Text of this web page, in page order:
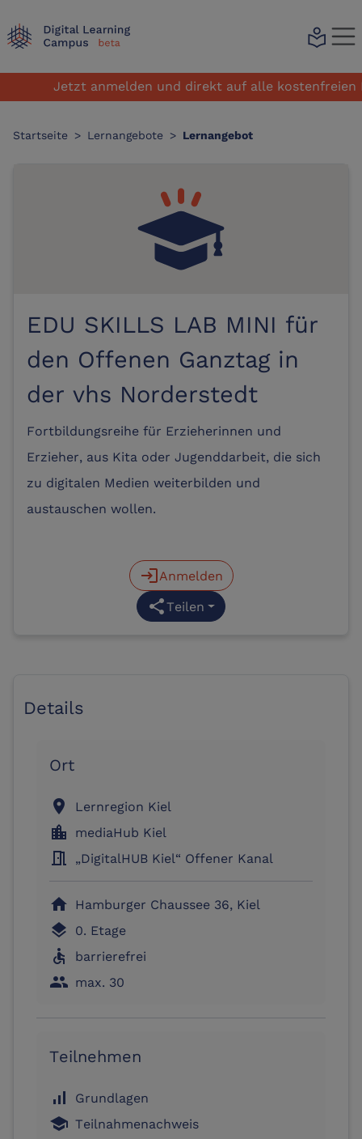
local_library
Jetzt anmelden und direkt auf alle kostenfreien
Startseite > Lernangebote > Lernangebot
EDU SKILLS LAB MINI für
den Offenen Ganztag in
der vhs Norderstedt
Fortbildungsreihe für Erzieherinnen und
Erzieher, aus Kita oder Jugenddarbeit, die sich
zu digitalen Medien weiterbilden und
austauschen wollen.
loginAnmelden
shareTeilen
Details
Ort
location_on Lernregion Kiel
location_city mediaHub Kiel
meeting_room „DigitalHUB Kiel“ Offener Kanal
home Hamburger Chaussee 36, Kiel
layers 0. Etage
accessible barrierefrei
people max. 30
Teilnehmen
signal_cellular_alt Grundlagen
school Teilnahmenachweis